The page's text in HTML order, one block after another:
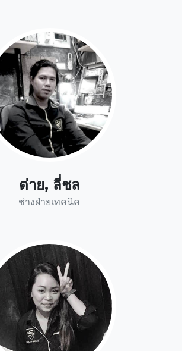
ต่าย, ลี่ชล
ช่างฝ่ายเทคนิค